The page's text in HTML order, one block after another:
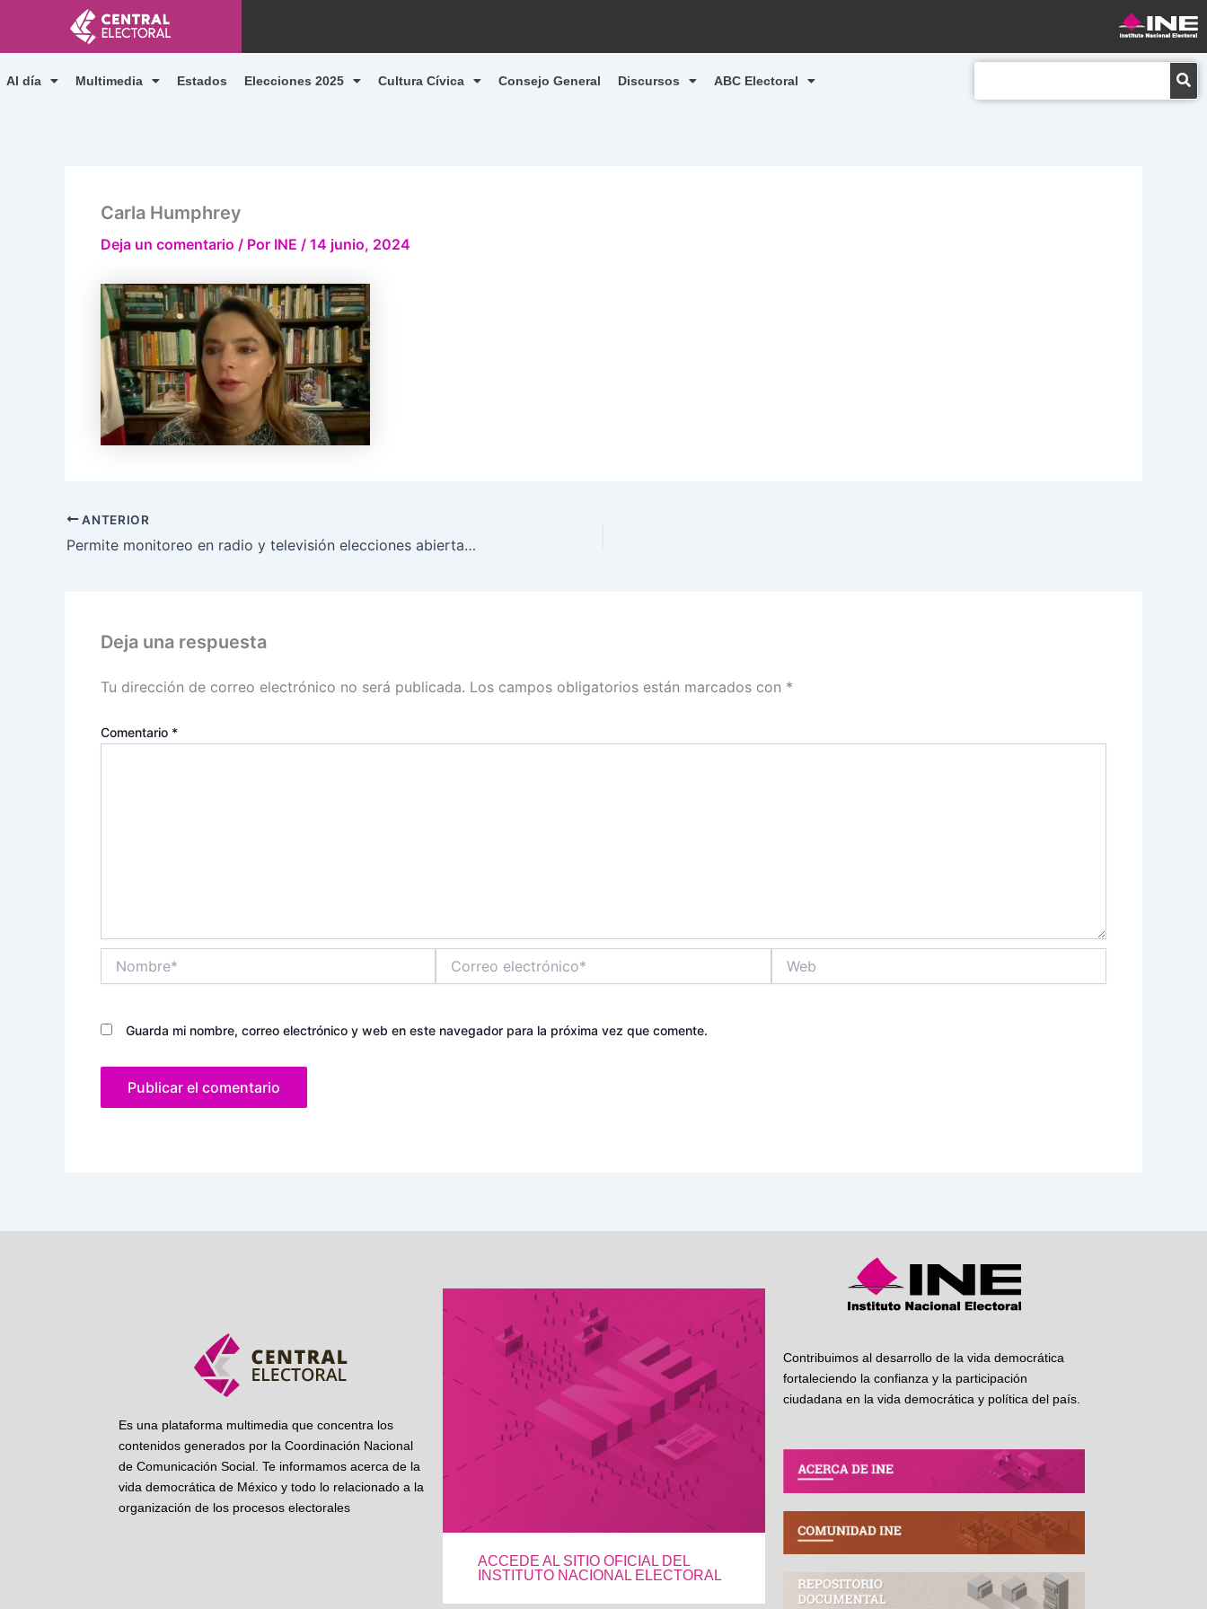
contenido
Al día Multimedia Estados Elecciones 2025 Cultura Cívica Consejo General Discursos ABC Electoral
Carla Humphrey
Deja un comentario / Por INE / 14 junio, 2024
ANTERIOR
Permite monitoreo en radio y televisión elecciones abiertas e íntegras
Deja una respuesta
Tu dirección de correo electrónico no será publicada. Los campos obligatorios están marcados con *
Comentario *
electrónico*
Guarda mi nombre, correo electrónico y web en este navegador para la próxima vez que comente.
Es una plataforma multimedia que concentra los
contenidos generados por la Coordinación Nacional
de Comunicación Social. Te informamos acerca de la
vida democrática de México y todo lo relacionado a la
organización de los procesos electorales
ACCEDE AL SITIO OFICIAL DEL
INSTITUTO NACIONAL ELECTORAL
Contribuimos al desarrollo de la vida democrática
fortaleciendo la confianza y la participación
ciudadana en la vida democrática y política del país.